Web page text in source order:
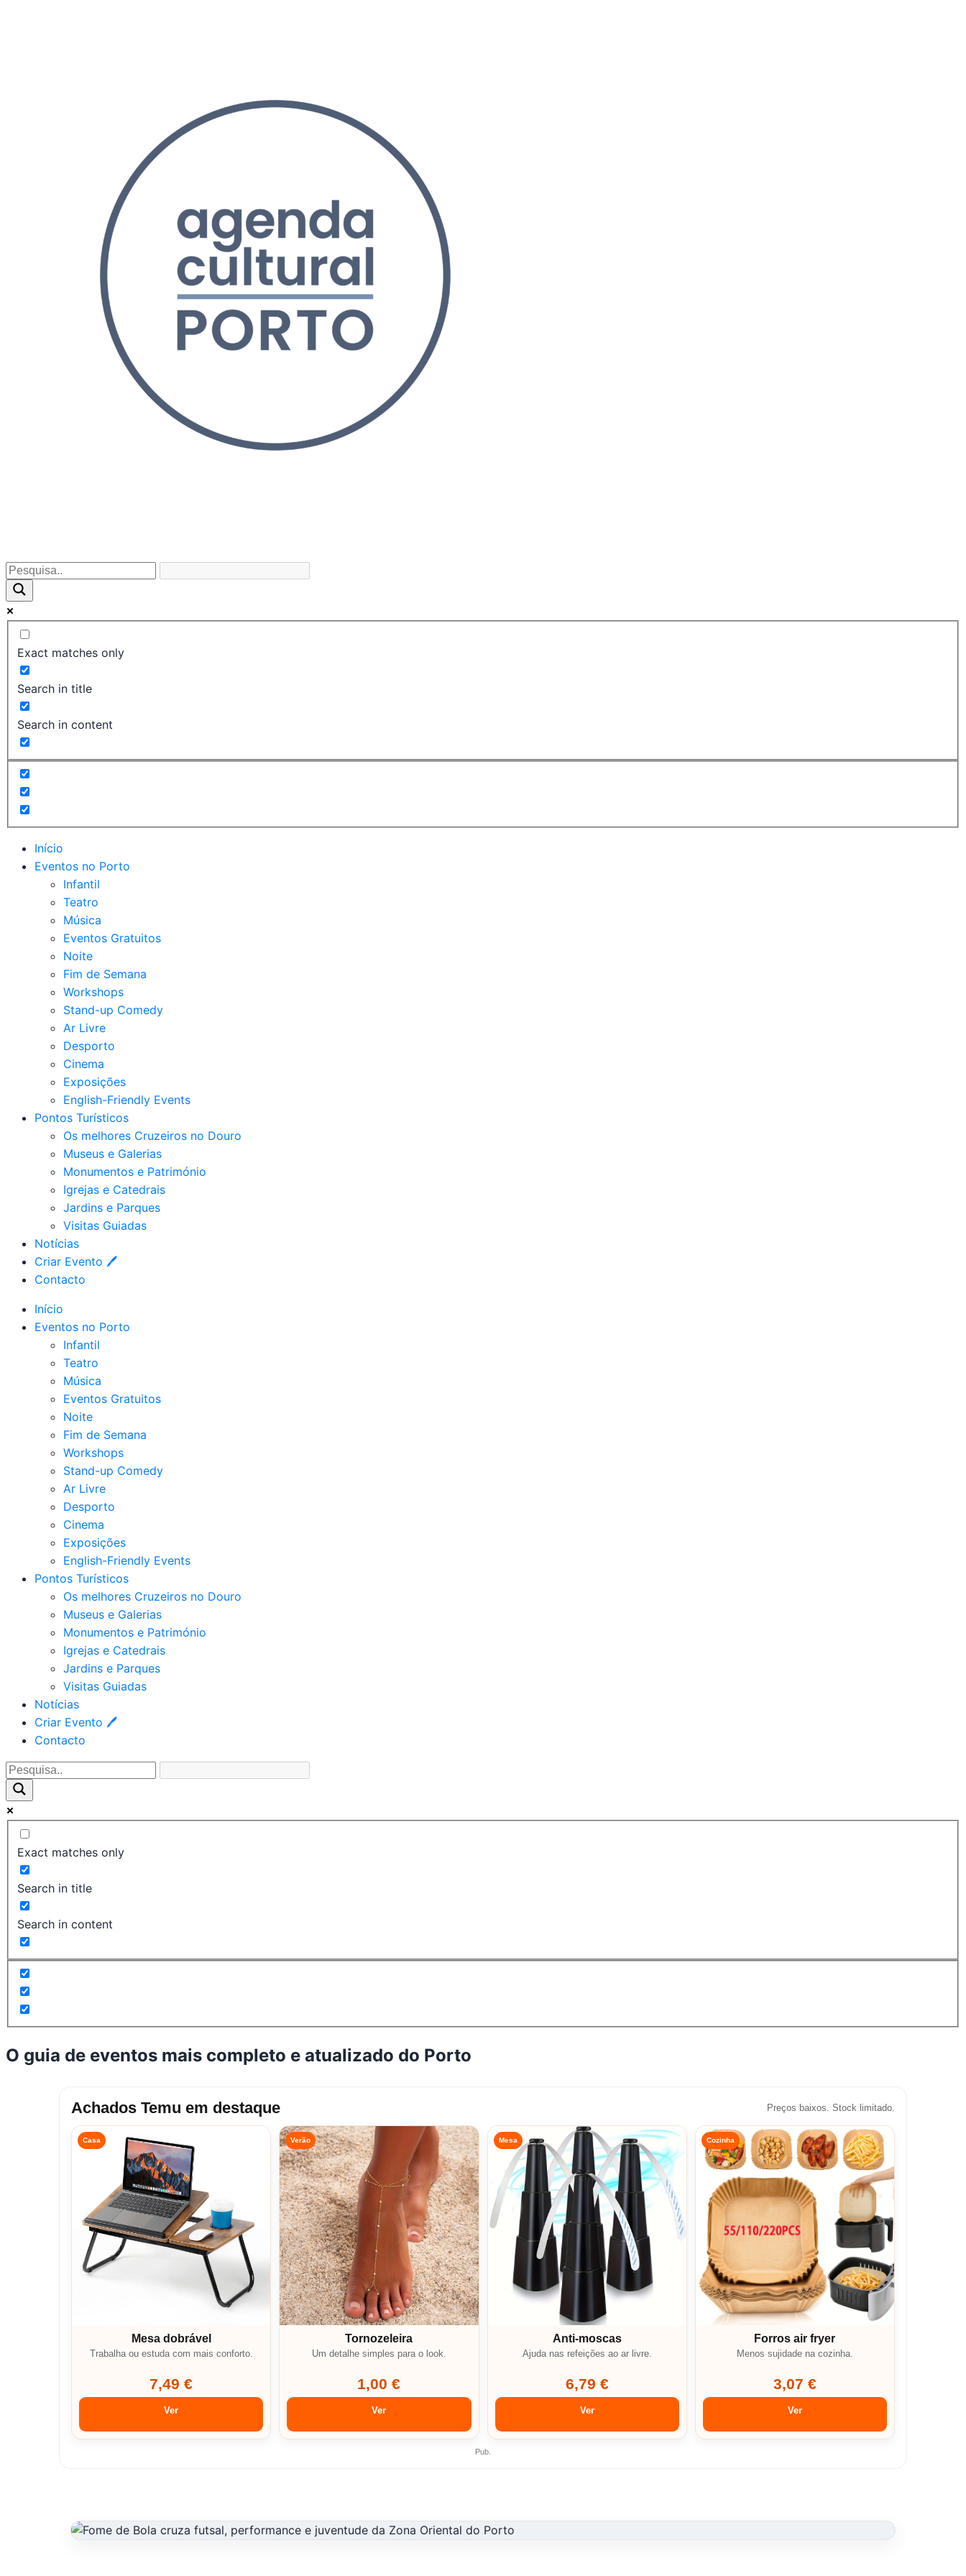
Exact matches only
Search in title
Search in content
Início
Eventos no Porto
Infantil
Teatro
Música
Eventos Gratuitos
Noite
Fim de Semana
Workshops
Stand-up Comedy
Ar Livre
Desporto
Cinema
Exposições
English-Friendly Events
Pontos Turísticos
Os melhores Cruzeiros no Douro​
Museus e Galerias
Monumentos e Património
Igrejas e Catedrais
Jardins e Parques
Visitas Guiadas
Notícias
Criar Evento 🖊
Contacto
Início
Eventos no Porto
Infantil
Teatro
Música
Eventos Gratuitos
Noite
Fim de Semana
Workshops
Stand-up Comedy
Ar Livre
Desporto
Cinema
Exposições
English-Friendly Events
Pontos Turísticos
Os melhores Cruzeiros no Douro​
Museus e Galerias
Monumentos e Património
Igrejas e Catedrais
Jardins e Parques
Visitas Guiadas
Notícias
Criar Evento 🖊
Contacto
Exact matches only
Search in title
Search in content
O guia de eventos mais completo e atualizado do Porto
Achados Temu em destaque Preços baixos. Stock limitado.
Casa
Mesa dobrável
Trabalha ou estuda com mais conforto.
7,49 €
Ver
Verão
Tornozeleira
Um detalhe simples para o look.
1,00 €
Ver
Mesa
Anti-moscas
Ajuda nas refeições ao ar livre.
6,79 €
Ver
Cozinha
Forros air fryer
Menos sujidade na cozinha.
3,07 €
Ver
Pub.